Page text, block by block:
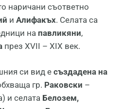
наричани съответно
и Алифакъх. Селата са
на павликяни,
през XVII – XIX век.
си вид е създадена на
гр. Раковски –
и селата Белозем,